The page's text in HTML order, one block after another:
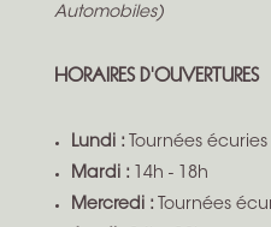
Automobiles)
HORAIRES D'OUVERTURES
Lundi : Tournées
Mardi : 14h - 18h
Mercredi : Tournées